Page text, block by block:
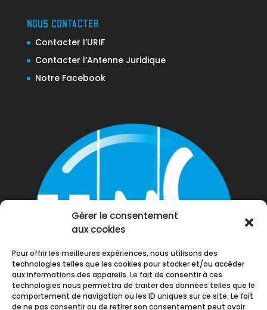
Gérer le consentement
aux cookies
Pour offrir les meilleures expériences, nous utilisons des
technologies telles que les cookies pour stocker et/ou accéder
aux informations des appareils. Le fait de consentir à ces
technologies nous permettra de traiter des données telles que le
comportement de navigation ou les ID uniques sur ce site. Le fait
de ne pas consentir ou de retirer son consentement peut avoir
NOUS CONTACTER
Contacter l’URIF
Contacter l’Antenne Juridique
Notre Facebook